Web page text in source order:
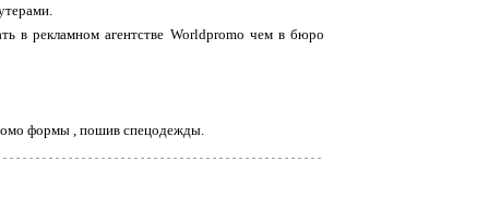
в рекламном агентстве Worldpromo чем в бюро
формы , пошив спецодежды.